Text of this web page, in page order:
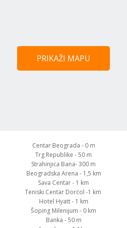
PRIKAŽI MAPU
Centar Beograda - 0 m
Trg Republike - 50 m
Strahinjica Bana- 300 m
Beogradska Arena - 1,5 km
Sava Centar - 1 km
Teniski Centar Dorćol -1 km
Hotel Hyatt - 1 km
Šoping Milenijum - 0 km
Banka - 50 m